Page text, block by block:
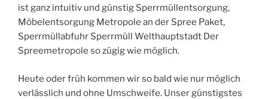
ist ganz intuitiv und günstig Sperrmüllentsorgung,
Möbelentsorgung Metropole an der Spree Paket,
Sperrmüllabfuhr Sperrmüll Welthauptstadt Der
Spreemetropole so zügig wie möglich.
Heute oder früh kommen wir so bald wie nur möglich
verlässlich und ohne Umschweife. Unser günstigstes